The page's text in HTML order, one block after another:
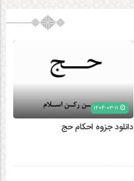
دانلود جزوه احکام حج